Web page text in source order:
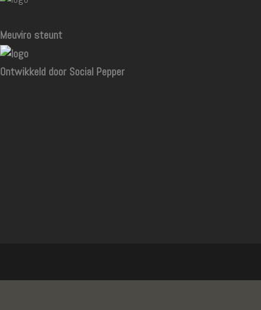
Meuviro steunt
Ontwikkeld door Social Pepper